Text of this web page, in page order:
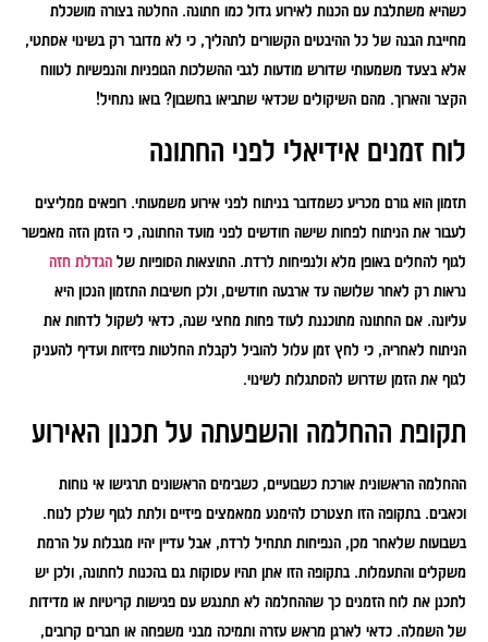
כשהיא משתלבת עם הכנות לאירוע גדול כמו חתונה. החלטה בצורה מושכלת
מחייבת הבנה של כל ההיבטים הקשורים לתהליך, כי לא מדובר רק בשינוי אסתטי,
אלא בצעד משמעותי שדורש מודעות לגבי ההשלכות הגופניות והנפשיות לטווח
הקצר והארוך. מהם השיקולים שכדאי שתביאו בחשבון? בואו נתחיל!
לוח זמנים אידיאלי לפני החתונה
תזמון הוא גורם מכריע כשמדובר בניתוח לפני אירוע משמעותי. רופאים ממליצים
לעבור את הניתוח לפחות שישה חודשים לפני מועד החתונה, כי הזמן הזה מאפשר
לגוף להחלים באופן מלא ולנפיחות לרדת. התוצאות הסופיות שלהגדלת חזה
נראות רק לאחר שלושה עד ארבעה חודשים, ולכן חשיבות התזמון הנכון היא
עליונה. אם החתונה מתוכננת לעוד פחות מחצי שנה, כדאי לשקול לדחות את
הניתוח לאחריה, כי לחץ זמן עלול להוביל לקבלת החלטות פזיזות ועדיף להעניק
לגוף את הזמן שדרוש להסתגלות לשינוי.
תקופת ההחלמה והשפעתה על תכנון האירוע
ההחלמה הראשונית אורכת כשבועיים, כשבימים הראשונים תרגישו אי נוחות
וכאבים. בתקופה הזו תצטרכו להימנע ממאמצים פיזיים ולתת לגוף שלכן לנוח.
בשבועות שלאחר מכן, הנפיחות תתחיל לרדת, אבל עדיין יהיו מגבלות על הרמת
משקלים והתעמלות. בתקופה הזו אתן תהיו עסוקות גם בהכנות לחתונה, ולכן יש
לתכנן את לוח הזמנים כך שההחלמה לא תתנגש עם פגישות קריטיות או מדידות
של השמלה. כדאי לארגן מראש עזרה ותמיכה מבני משפחה או חברים קרובים,